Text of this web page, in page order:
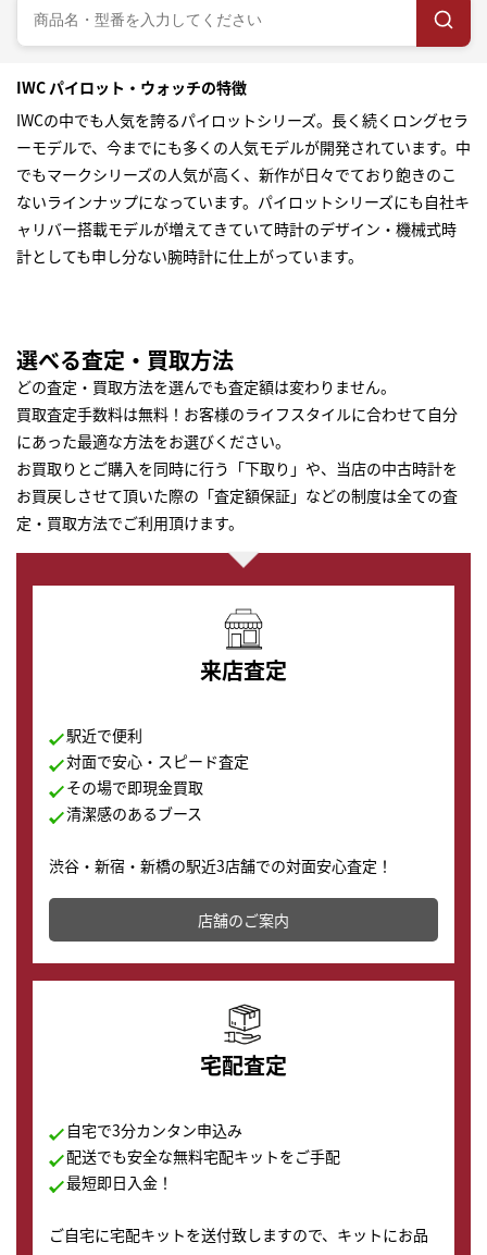
IWC パイロット・ウォッチの特徴
IWCの中でも人気を誇るパイロットシリーズ。長く続くロングセラ
ーモデルで、今までにも多くの人気モデルが開発されています。中
でもマークシリーズの人気が高く、新作が日々でており飽きのこ
ないラインナップになっています。パイロットシリーズにも自社キ
ャリバー搭載モデルが増えてきていて時計のデザイン・機械式時
計としても申し分ない腕時計に仕上がっています。
選べる査定・買取方法
どの査定・買取方法を選んでも査定額は変わりません。
買取査定手数料は無料！お客様のライフスタイルに合わせて自分
にあった最適な方法をお選びください。
お買取りとご購入を同時に行う「下取り」や、当店の中古時計を
お買戻しさせて頂いた際の「査定額保証」などの制度は全ての査
定・買取方法でご利用頂けます。
来店査定
駅近で便利
対面で安心・スピード査定
その場で即現金買取
清潔感のあるブース
渋谷・新宿・新橋の駅近3店舗での対面安心査定！
その場で現金買取致します。渋谷本店では、時計販売の
店舗を併設しており、下取りに出してお得に新しい時計
の購入もできます♪
店舗のご案内
宅配査定
自宅で3分カンタン申込み
配送でも安全な無料宅配キットをご手配
最短即日入金！
ご自宅に宅配キットを送付致しますので、キットにお品